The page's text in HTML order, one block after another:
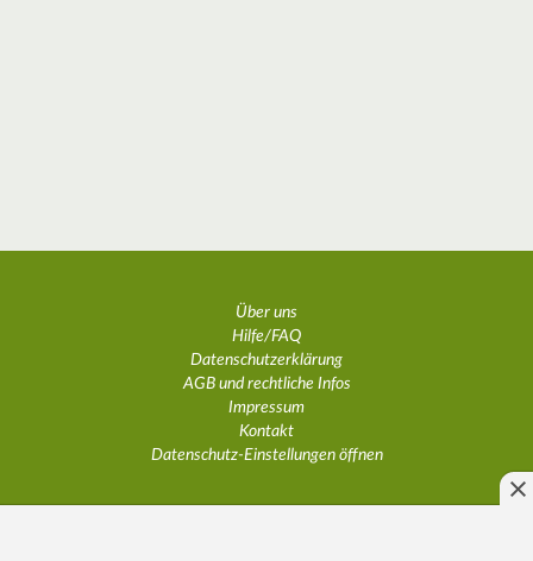
Über uns
Hilfe/FAQ
Datenschutzerklärung
AGB und rechtliche Infos
Impressum
Kontakt
Datenschutz-Einstellungen öffnen